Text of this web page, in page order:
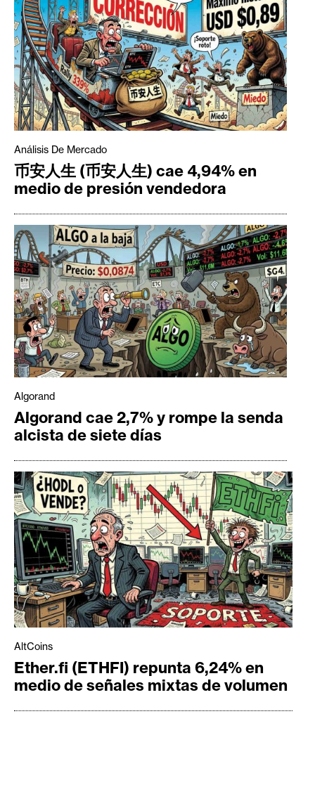
Análisis De Mercado
币安人生 (币安人生) cae 4,94% en
medio de presión vendedora
Algorand
Algorand cae 2,7% y rompe la senda
alcista de siete días
AltCoins
Ether.fi (ETHFI) repunta 6,24% en
medio de señales mixtas de volumen